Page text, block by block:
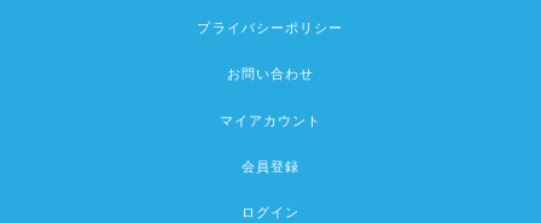
プライバシーポリシー
お問い合わせ
マイアカウント
会員登録
ログイン